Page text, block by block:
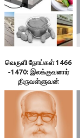
வெருளி நோய்கள் 1466
-1470: இலக்குவனார்
திருவள்ளுவன்